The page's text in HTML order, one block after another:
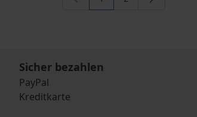
Sie lesen gerade die Seite
Seite
Sicher bezahlen
PayPal
Kreditkarte